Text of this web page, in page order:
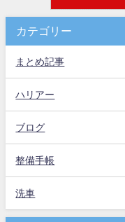
カテゴリー
まとめ記事
ハリアー
ブログ
整備手帳
洗車